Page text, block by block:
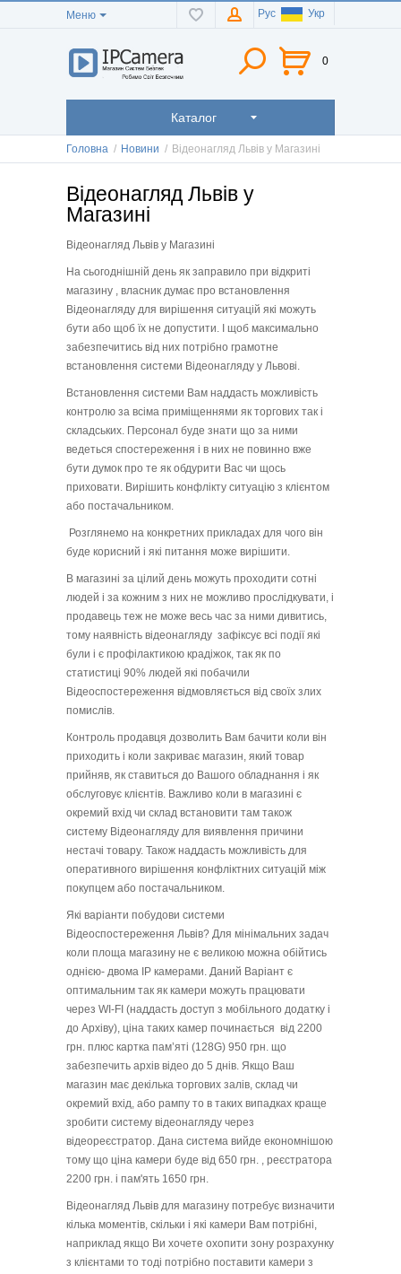
Меню Рус Укр
0
Каталог
Головна / Новини / Відеонагляд Львів у Магазині
Відеонагляд Львів у
Магазині
Відеонагляд Львів у Магазині
На сьогоднішній день як заправило при відкриті
магазину , власник думає про встановлення
Відеонагляду для вирішення ситуацій які можуть
бути або щоб їх не допустити. І щоб максимально
забезпечитись від них потрібно грамотне
встановлення системи Відеонагляду у Львові.
Встановлення системи Вам наддасть можливість
контролю за всіма приміщеннями як торгових так і
складських. Персонал буде знати що за ними
ведеться спостереження і в них не повинно вже
бути думок про те як обдурити Вас чи щось
приховати. Вирішить конфлікту ситуацію з клієнтом
або постачальником.
Розглянемо на конкретних прикладах для чого він
буде корисний і які питання може вирішити.
В магазині за цілий день можуть проходити сотні
людей і за кожним з них не можливо прослідкувати, і
продавець теж не може весь час за ними дивитись,
тому наявність відеонагляду зафіксує всі події які
були і є профілактикою крадіжок, так як по
статистиці 90% людей які побачили
Відеоспостереження відмовляється від своїх злих
помислів.
Контроль продавця дозволить Вам бачити коли він
приходить і коли закриває магазин, який товар
прийняв, як ставиться до Вашого обладнання і як
обслуговує клієнтів. Важливо коли в магазині є
окремий вхід чи склад встановити там також
систему Відеонагляду для виявлення причини
нестачі товару. Також наддасть можливість для
оперативного вирішення конфліктних ситуацій між
покупцем або постачальником.
Які варіанти побудови системи
Відеоспостереження Львів? Для мінімальних задач
коли площа магазину не є великою можна обійтись
однією- двома IP камерами. Даний Варіант є
оптимальним так як камери можуть працювати
через WI-FI (наддасть доступ з мобільного додатку і
до Архіву), ціна таких камер починається від 2200
грн. плюс картка пам’яті (128G) 950 грн. що
забезпечить архів відео до 5 днів. Якщо Ваш
магазин має декілька торгових залів, склад чи
окремий вхід, або рампу то в таких випадках краще
зробити систему відеонагляду через
відеореєстратор. Дана система вийде економнішою
тому що ціна камери буде від 650 грн. , реєстратора
2200 грн. і пам'ять 1650 грн.
Відеонагляд Львів для магазину потребує визначити
кілька моментів, скільки і які камери Вам потрібні,
наприклад якщо Ви хочете охопити зону розрахунку
з клієнтами то тоді потрібно поставити камери з